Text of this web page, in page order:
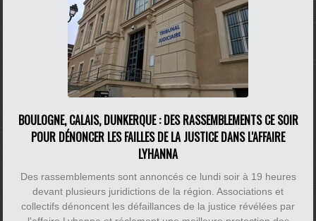
BOULOGNE, CALAIS, DUNKERQUE : DES RASSEMBLEMENTS CE SOIR
POUR DÉNONCER LES FAILLES DE LA JUSTICE DANS L'AFFAIRE
LYHANNA
Des rassemblements sont annoncés ce lundi soir à 19 heures
devant plusieurs juridictions de la région. Associations et
collectifs dénoncent les défaillances de la justice révélées par